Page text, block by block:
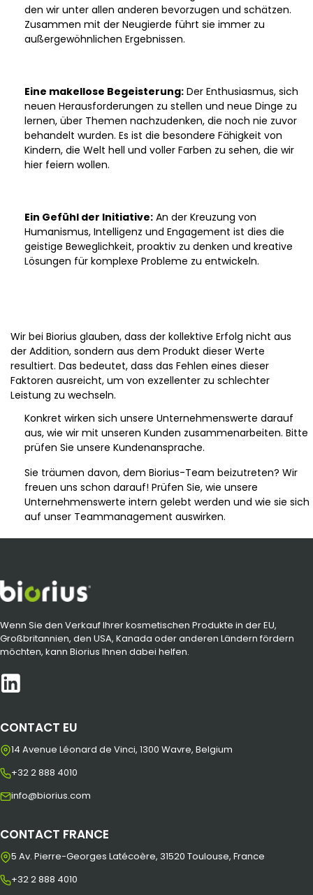
den wir unter allen anderen bevorzugen und schätzen.
Zusammen mit der Neugierde führt sie immer zu
außergewöhnlichen Ergebnissen.
Eine makellose Begeisterung: Der Enthusiasmus, sich
neuen Herausforderungen zu stellen und neue Dinge zu
lernen, über Themen nachzudenken, die noch nie zuvor
behandelt wurden. Es ist die besondere Fähigkeit von
Kindern, die Welt hell und voller Farben zu sehen, die wir
hier feiern wollen.
Ein Gefühl der Initiative: An der Kreuzung von
Humanismus, Intelligenz und Engagement ist dies die
geistige Beweglichkeit, proaktiv zu denken und kreative
Lösungen für komplexe Probleme zu entwickeln.
Wir bei Biorius glauben, dass der kollektive Erfolg nicht aus
der Addition, sondern aus dem Produkt dieser Werte
resultiert. Das bedeutet, dass das Fehlen eines dieser
Faktoren ausreicht, um von exzellenter zu schlechter
Leistung zu wechseln.
Konkret wirken sich unsere Unternehmenswerte darauf
aus, wie wir mit unseren Kunden zusammenarbeiten. Bitte
prüfen Sie unsere Kundenansprache.
Sie träumen davon, dem Biorius-Team beizutreten? Wir
freuen uns schon darauf! Prüfen Sie, wie unsere
Unternehmenswerte intern gelebt werden und wie sie sich
auf unser Teammanagement auswirken.
Wenn Sie den Verkauf Ihrer kosmetischen Produkte in der EU,
Großbritannien, den USA, Kanada oder anderen Ländern fördern
möchten, kann Biorius Ihnen dabei helfen.
CONTACT EU
14 Avenue Léonard de Vinci, 1300 Wavre, Belgium
+32 2 888 4010
info@biorius.com
CONTACT FRANCE
5 Av. Pierre-Georges Latécoère, 31520 Toulouse, France
+32 2 888 4010